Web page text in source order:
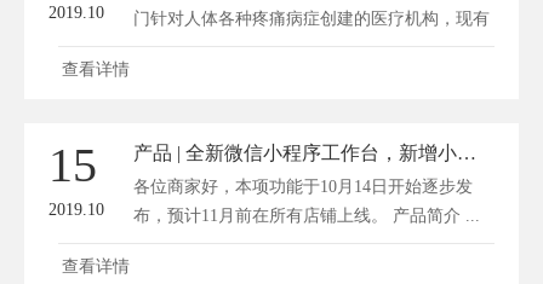
2019.10
门针对人体各种疼痛病症创建的医疗机构，现有
福...
查看详情
15
2019.10
产品 | 全新微信小程序工作台，新增小程序授权指引
各位商家好，本项功能于10月14日开始逐步发
布，预计11月前在所有店铺上线。 产品简介 ...
查看详情